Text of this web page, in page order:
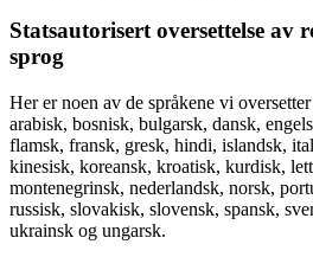
Statsautorisert oversettelse av
sprog
Her er noen av de språkene vi
arabisk, bosnisk, bulgarsk, dansk,
flamsk, fransk, gresk, hindi, islandsk,
kinesisk, koreansk, kroatisk, kurdisk,
montenegrinsk, nederlandsk, norsk,
russisk, slovakisk, slovensk, spansk,
ukrainsk og ungarsk.